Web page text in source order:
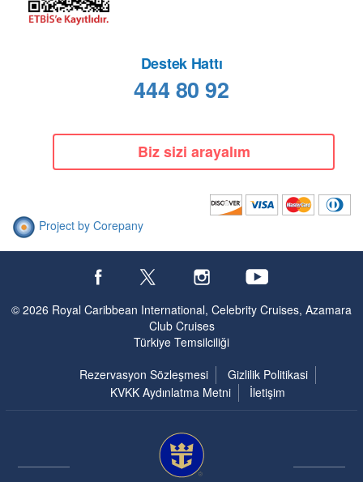
Destek Hattı
444 80 92
Biz sizi arayalım
Project by Corepany
© 2026 Royal Caribbean International, Celebrity Cruises, Azamara
Club Cruises
Türkiye Temsilciliği
Rezervasyon Sözleşmesi
Gizlilik Politikasi
KVKK Aydınlatma Metni
İletişim